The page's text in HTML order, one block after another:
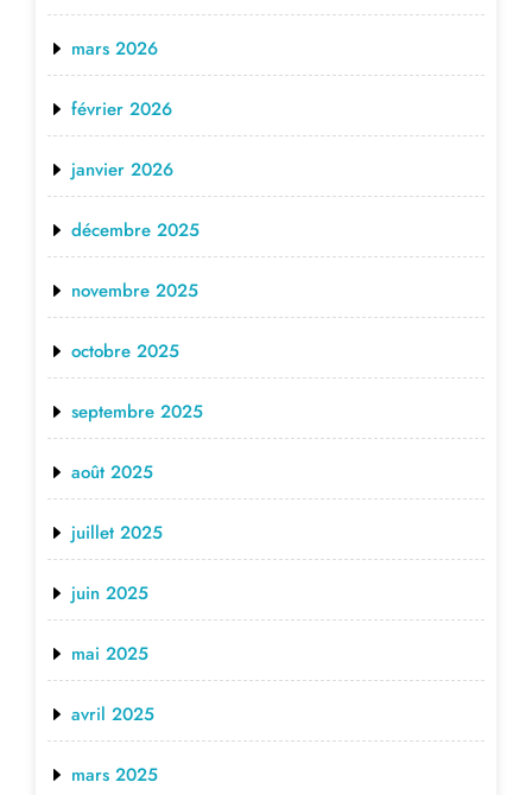
mars 2026
février 2026
janvier 2026
décembre 2025
novembre 2025
octobre 2025
septembre 2025
août 2025
juillet 2025
juin 2025
mai 2025
avril 2025
mars 2025